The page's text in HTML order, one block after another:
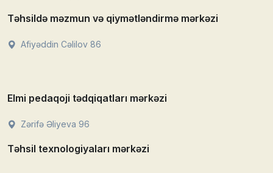
Təhsildə məzmun və qiymətləndirmə mərkəzi
Afiyəddin Cəlilov 86
Elmi pedaqoji tədqiqatları mərkəzi
Zərifə Əliyeva 96
Təhsil texnologiyaları mərkəzi